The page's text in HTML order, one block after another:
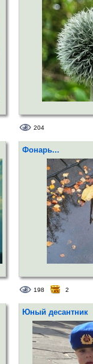
204
Фонарь...
198 2
Юный десантник